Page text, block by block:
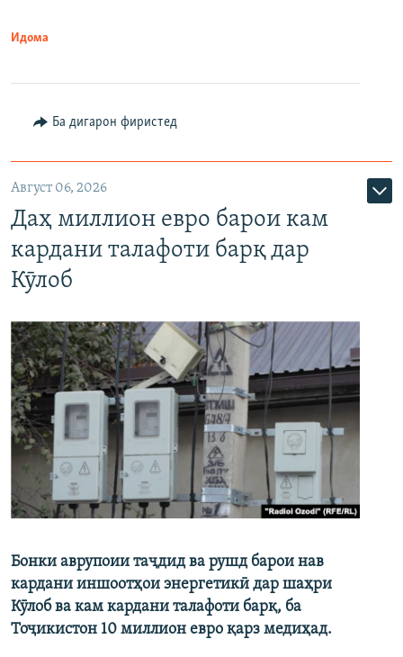
Идома
Ба дигарон фиристед
Август 06, 2026
Даҳ миллион евро барои кам
кардани талафоти барқ дар
Кӯлоб
Бонки аврупоии таҷдид ва рушд барои нав
кардани иншоотҳои энергетикӣ дар шаҳри
Кӯлоб ва кам кардани талафоти барқ, ба
Тоҷикистон 10 миллион евро қарз медиҳад.